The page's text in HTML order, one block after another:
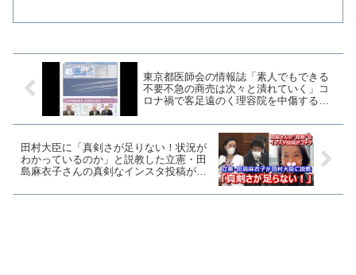
東京都医師会の情報誌「素人でもできる
不要不急の商売は次々と潰れていく」コ
ロナ禍で客足遠のく理容院を中傷するコ
田村大臣に「真剣さが足りない！状況が
わかっているのか」と説教した立憲・田
島麻衣子さんの真剣なインスタ投稿がコ